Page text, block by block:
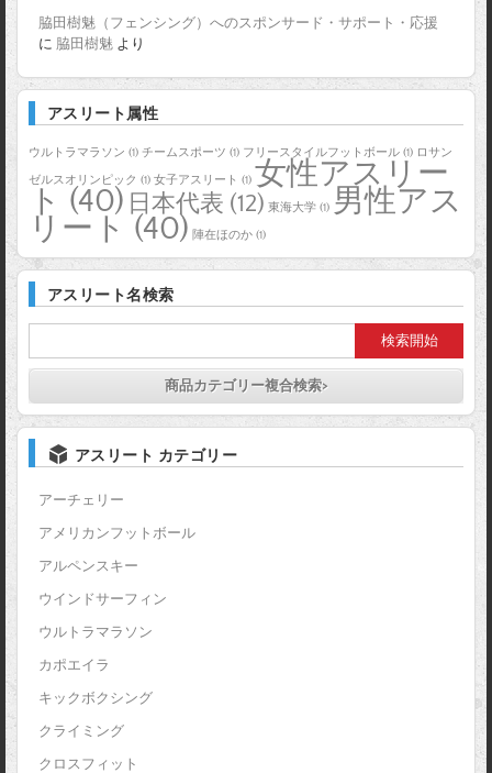
脇田樹魅（フェンシング）へのスポンサード・サポート・応援
に 脇田樹魅 より
アスリート属性
ウルトラマラソン (1) チームスポーツ (1) フリースタイルフットボール (1) ロサン
ゼルスオリンピック (1) 女子アスリート (1) 女性アスリー
ト (40) 日本代表 (12) 東海大学 (1) 男性アス
リート (40) 陣在ほのか (1)
アスリート名検索
商品カテゴリー複合検索>
アスリート カテゴリー
アーチェリー
アメリカンフットボール
アルペンスキー
ウインドサーフィン
ウルトラマラソン
カポエイラ
キックボクシング
クライミング
クロスフィット